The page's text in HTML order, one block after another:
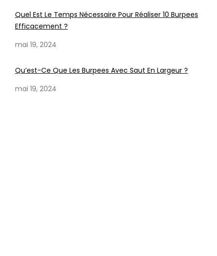
Quel Est Le Temps Nécessaire Pour Réaliser 10 Burpees
Efficacement ?
mai 19, 2024
Qu’est-Ce Que Les Burpees Avec Saut En Largeur ?
mai 19, 2024